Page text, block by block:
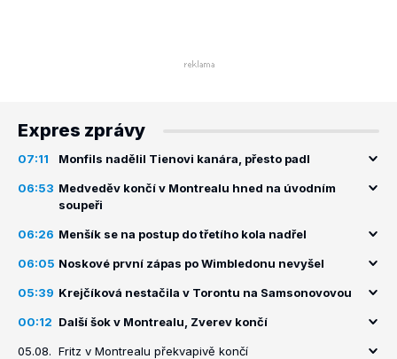
Expres zprávy
07:11 Monfils nadělil Tienovi kanára, přesto padl
06:53 Medveděv končí v Montrealu hned na úvodním
soupeři
06:26 Menšík se na postup do třetího kola nadřel
06:05 Noskové první zápas po Wimbledonu nevyšel
05:39 Krejčíková nestačila v Torontu na Samsonovovou
00:12 Další šok v Montrealu, Zverev končí
05.08. Fritz v Montrealu překvapivě končí